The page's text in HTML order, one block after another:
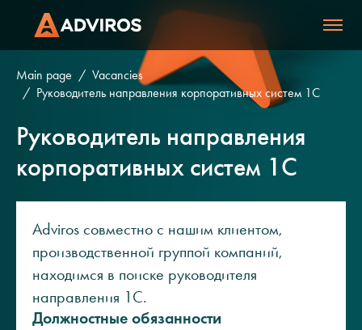
Main page
Vacancies
Руководитель направления корпоративных систем 1C
Руководитель направления
корпоративных систем 1C
Adviros совместно с нашим клиентом,
производственной группой компаний,
находимся в поиске руководителя
направления 1С.
Должностные обязанности